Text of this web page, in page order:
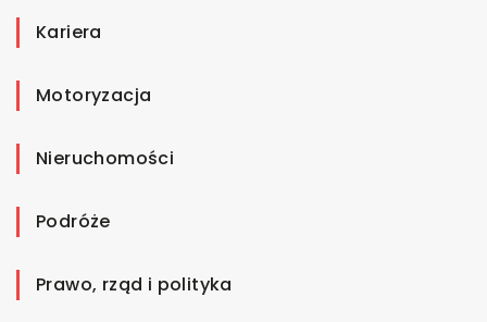
Kariera
Motoryzacja
Nieruchomości
Podróże
Prawo, rząd i polityka